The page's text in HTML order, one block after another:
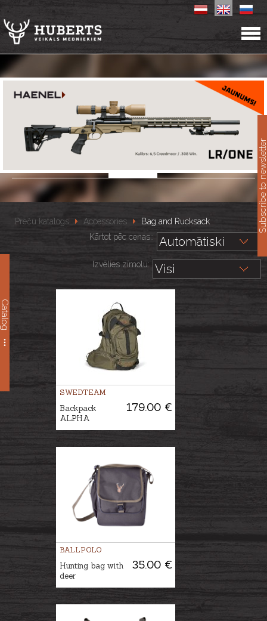
Catalog
Preču katalogs Accessories
Bag and Rucksack
Kārtot pēc cenas::
Izvēlies zīmolu:
SWEDTEAM
179.00 €
Backpack
ALPHA
BALLPOLO
35.00 €
Hunting bag with
deer
Subscribe